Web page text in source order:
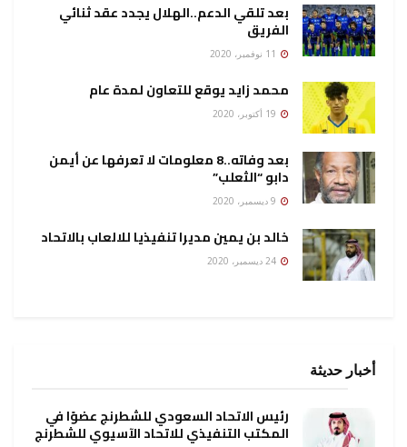
بعد تلقي الدعم..الهلال يجدد عقد ثنائي
الفريق
محمد زايد يوقع للتعاون لمدة عام
بعد وفاته..8 معلومات لا تعرفها عن أيمن
دابو “الثعلب”
خالد بن يمين مديرا تنفيذيا للالعاب بالاتحاد
أخبار حديثة
رئيس الاتحاد السعودي للشطرنج عضوًا في
المكتب التنفيذي للاتحاد الآسيوي للشطرنج